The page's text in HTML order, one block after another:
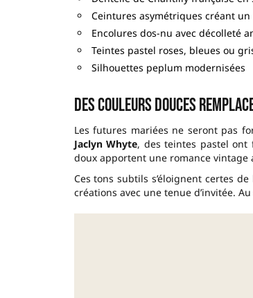
Ceintures asymétriques créant
Encolures dos-nu avec décolleté
Teintes pastel roses, bleues ou
Silhouettes peplum modernisées
Des couleurs douces
Les futures mariées ne seront pas
Jaclyn Whyte, des teintes pastel ont
doux apportent une romance vintage
Ces tons subtils s’éloignent certes
créations avec une tenue d’invitée.